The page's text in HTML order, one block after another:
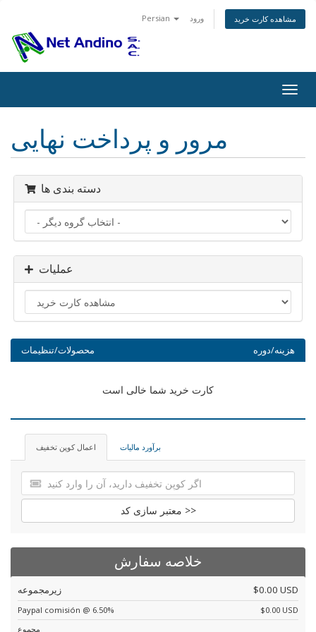
Persian ورود مشاهده کارت خرید
مرور و پرداخت نهایی
دسته بندی ها
عملیات
محصولات/تنظیمات هزینه/دوره
کارت خرید شما خالی است
اعمال کوپن تخفیف برآورد مالیات
معتبر سازی کد >>
خلاصه سفارش
زیرمجموعه $0.00 USD
Paypal comisión @ 6.50%
$0.00 USD
مجموع